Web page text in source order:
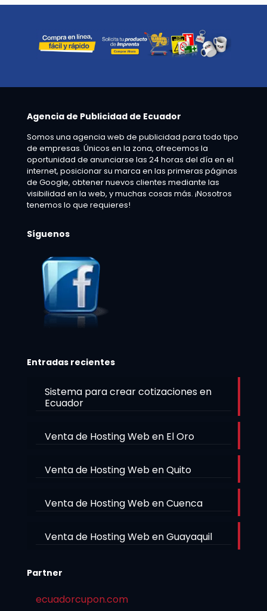
Agencia de Publicidad de Ecuador
Somos una agencia web de publicidad para todo tipo
de empresas. Únicos en la zona, ofrecemos la
oportunidad de anunciarse las 24 horas del día en el
internet, posicionar su marca en las primeras páginas
de Google, obtener nuevos clientes mediante las
visibilidad en la web, y muchas cosas más. ¡Nosotros
tenemos lo que requieres!
Síguenos
Entradas recientes
Sistema para crear cotizaciones en
Ecuador
Venta de Hosting Web en El Oro
Venta de Hosting Web en Quito
Venta de Hosting Web en Cuenca
Venta de Hosting Web en Guayaquil
Partner
ecuadorcupon.com